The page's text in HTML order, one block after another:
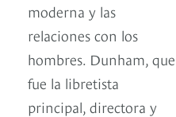
moderna y las
relaciones con los
hombres. Dunham, que
fue la libretista
principal, directora y